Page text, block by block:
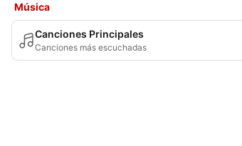
Música
Canciones Principales
Canciones más escuchadas